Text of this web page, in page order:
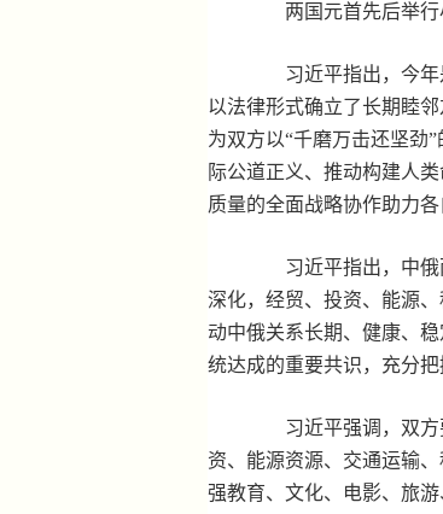
两国元首先后举行
习近平指出，今年是
以法律形式确立了长期睦
为双方以“千磨万击还坚劲
际公道正义、推动构建人
质量的全面战略协作助力
习近平指出，中俄两
深化，经贸、投资、能源
动中俄关系长期、健康、
统达成的重要共识，充分
习近平强调，双方要
资、能源资源、交通运输
强教育、文化、电影、旅